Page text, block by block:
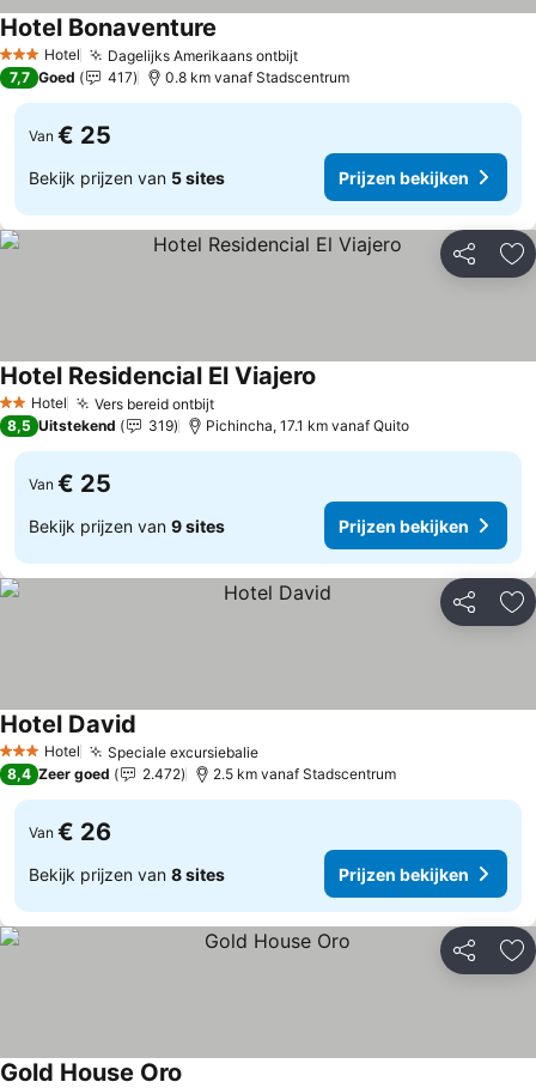
3 SterrenHotel Dagelijks Amerikaans ontbijtPrijzen bekijken
Hotel Bonaventure
7,7 Goed 417 0.8 km vanaf Stadscentrum
Van € 25
Bekijk prijzen van 5 sites Prijzen bekijken
Delen
2 Sterren
Hotel Vers bereid ontbijtPrijzen bekijken
Hotel Residencial El Viajero
8,5 Uitstekend 319 Pichincha, 17.1 km vanaf Quito
Van € 25
Bekijk prijzen van 9 sites Prijzen bekijken
Delen
3 SterrenHotel Speciale excursiebaliePrijzen bekijken
Hotel David
8,4 Zeer goed 2.472 2.5 km vanaf Stadscentrum
Van € 26
Bekijk prijzen van 8 sites Prijzen bekijken
Delen
Gold House Oro